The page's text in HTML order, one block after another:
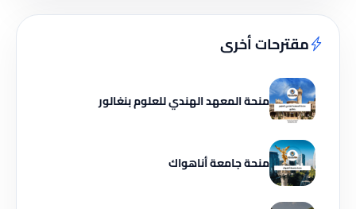
مقترحات أخرى
منحة المعهد الهندي للعلوم بنغالور
منحة جامعة أناهواك